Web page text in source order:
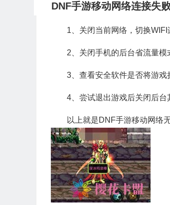
DNF手游移动网络连接失
1、关闭当前网络，切换WIFI
2、关闭手机的后台省流量模
3、查看安全软件是否将游
4、尝试退出游戏后关闭后台
以上就是DNF手游移动网络